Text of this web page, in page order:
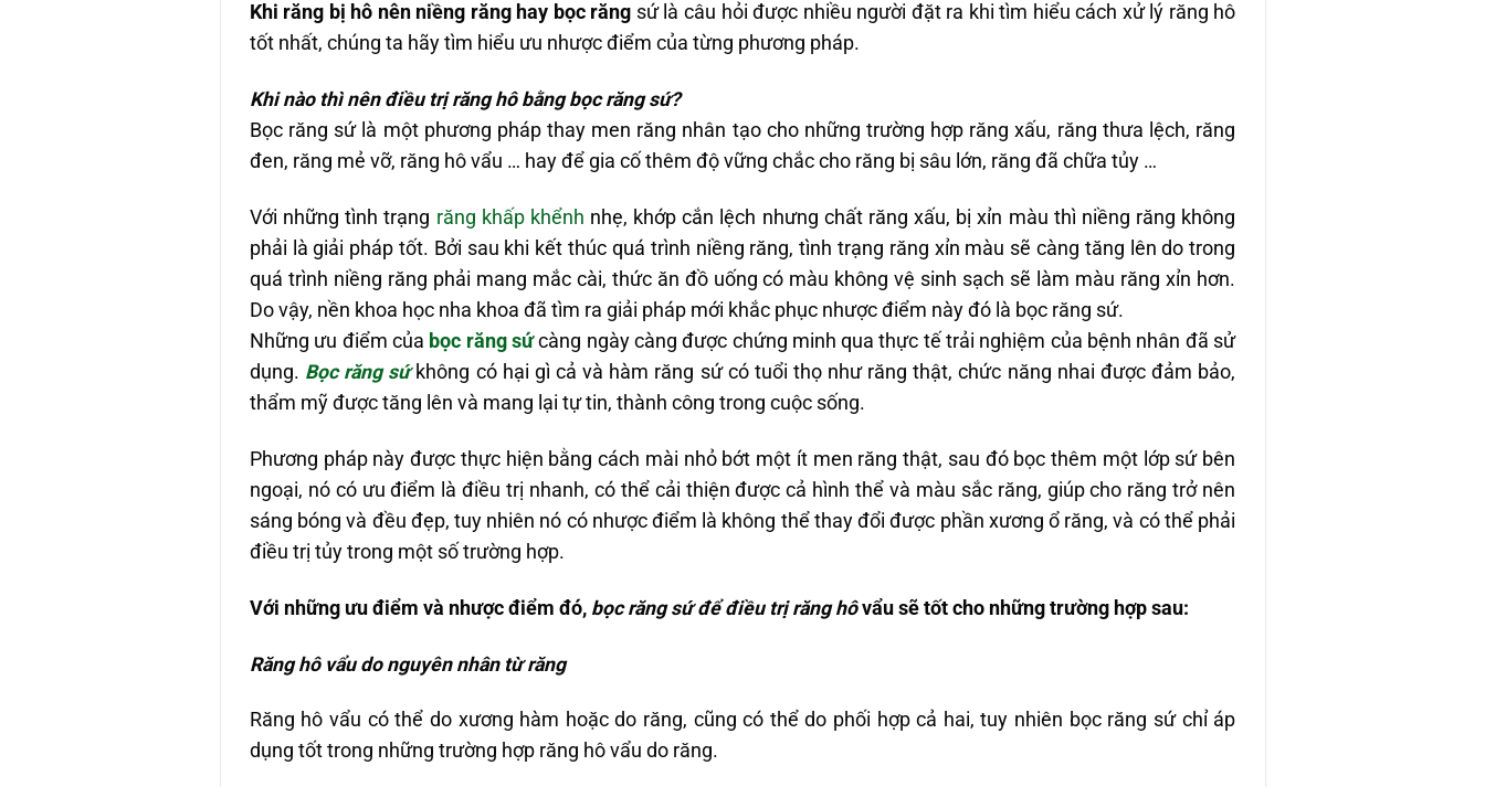
Khi răng bị hô nên niềng răng hay bọc răng sứ là câu hỏi được nhiều người đặt ra khi tìm hiểu cách xử lý răng hô
tốt nhất, chúng ta hãy tìm hiểu ưu nhược điểm của từng phương pháp.
Khi nào thì nên điều trị răng hô bằng bọc răng sứ?
Bọc răng sứ là một phương pháp thay men răng nhân tạo cho những trường hợp răng xấu, răng thưa lệch, răng
đen, răng mẻ vỡ, răng hô vẩu … hay để gia cố thêm độ vững chắc cho răng bị sâu lớn, răng đã chữa tủy …
Với những tình trạng răng khấp khểnh nhẹ, khớp cắn lệch nhưng chất răng xấu, bị xỉn màu thì niềng răng không
phải là giải pháp tốt. Bởi sau khi kết thúc quá trình niềng răng, tình trạng răng xỉn màu sẽ càng tăng lên do trong
quá trình niềng răng phải mang mắc cài, thức ăn đồ uống có màu không vệ sinh sạch sẽ làm màu răng xỉn hơn.
Do vậy, nền khoa học nha khoa đã tìm ra giải pháp mới khắc phục nhược điểm này đó là bọc răng sứ.
Những ưu điểm của bọc răng sứcàng ngày càng được chứng minh qua thực tế trải nghiệm của bệnh nhân đã sử
dụng. Bọc răng sứ không có hại gì cả và hàm răng sứ có tuổi thọ như răng thật, chức năng nhai được đảm bảo,
thẩm mỹ được tăng lên và mang lại tự tin, thành công trong cuộc sống.
Phương pháp này được thực hiện bằng cách mài nhỏ bớt một ít men răng thật, sau đó bọc thêm một lớp sứ bên
ngoại, nó có ưu điểm là điều trị nhanh, có thể cải thiện được cả hình thể và màu sắc răng, giúp cho răng trở nên
sáng bóng và đều đẹp, tuy nhiên nó có nhược điểm là không thể thay đổi được phần xương ổ răng, và có thể phải
điều trị tủy trong một số trường hợp.
Với những ưu điểm và nhược điểm đó, bọc răng sứ để điều trị răng hôvẩu sẽ tốt cho những trường hợp sau:
Răng hô vẩu do nguyên nhân từ răng
Răng hô vẩu có thể do xương hàm hoặc do răng, cũng có thể do phối hợp cả hai, tuy nhiên bọc răng sứ chỉ áp
dụng tốt trong những trường hợp răng hô vẩu do răng.